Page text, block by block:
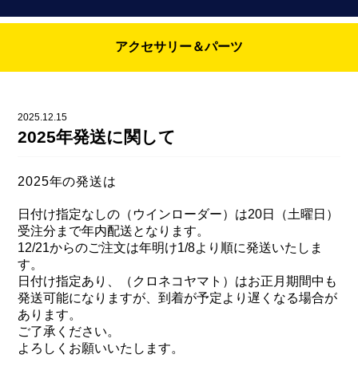
Bianchi（ビアンキ）
BRUNO(ブルーノ)
DAHON（ダホーン）
FUJI（フジ）
GIOS（ジオス）
KUWAHARA（クワハラ）
MASI（マージ）
PASHLEY（パシュレー）
RITEWAY（ライトウェイ）
アクセサリー＆パーツ
knog（ノグ）
マルイのかわいいキャップ
2025.12.15
2025年発送に関して
2025年の発送は
日付け指定なしの（ウインローダー）は20日（土曜日）
受注分まで年内配送となります。
12/21からのご注文は年明け1/8より順に発送いたしま
す。
日付け指定あり、（クロネコヤマト）はお正月期間中も
発送可能になりますが、到着が予定より遅くなる場合が
あります。
ご了承ください。
よろしくお願いいたします。